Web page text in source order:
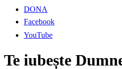
DONA
Facebook
YouTube
Te iubește